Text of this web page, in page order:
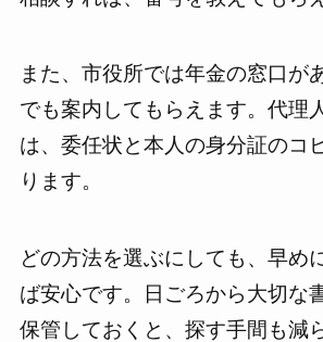
また、市役所では年金の窓口が
でも案内してもらえます。代理
は、委任状と本人の身分証のコ
ります。
どの方法を選ぶにしても、早め
ば安心です。日ごろから大切な
保管しておくと、探す手間も減